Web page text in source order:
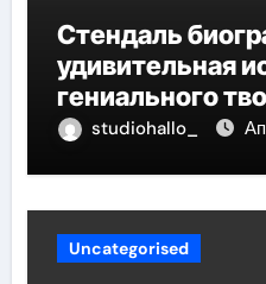
Стендаль
удивительная
гениального
великого
studiohallo_
Uncategorised